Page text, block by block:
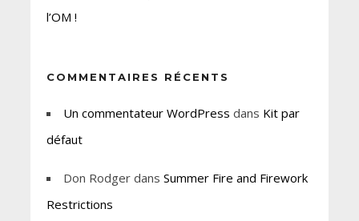
l’OM !
COMMENTAIRES RÉCENTS
Un commentateur WordPress dans Kit par
défaut
Don Rodgerdans Summer Fire and Firework
Restrictions